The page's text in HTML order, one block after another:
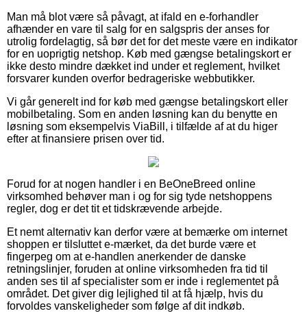
Man må blot være så påvagt, at ifald en e-forhandler
afhænder en vare til salg for en salgspris der anses for
utrolig fordelagtig, så bør det for det meste være en indikator
for en uoprigtig netshop. Køb med gængse betalingskort er
ikke desto mindre dækket ind under et reglement, hvilket
forsvarer kunden overfor bedrageriske webbutikker.
Vi går generelt ind for køb med gængse betalingskort eller
mobilbetaling. Som en anden løsning kan du benytte en
løsning som eksempelvis ViaBill, i tilfælde af at du higer
efter at finansiere prisen over tid.
Forud for at nogen handler i en BeOneBreed online
virksomhed behøver man i og for sig tyde netshoppens
regler, dog er det tit et tidskrævende arbejde.
Et nemt alternativ kan derfor være at bemærke om internet
shoppen er tilsluttet e-mærket, da det burde være et
fingerpeg om at e-handlen anerkender de danske
retningslinjer, foruden at online virksomheden fra tid til
anden ses til af specialister som er inde i reglementet på
området. Det giver dig lejlighed til at få hjælp, hvis du
forvoldes vanskeligheder som følge af dit indkøb.